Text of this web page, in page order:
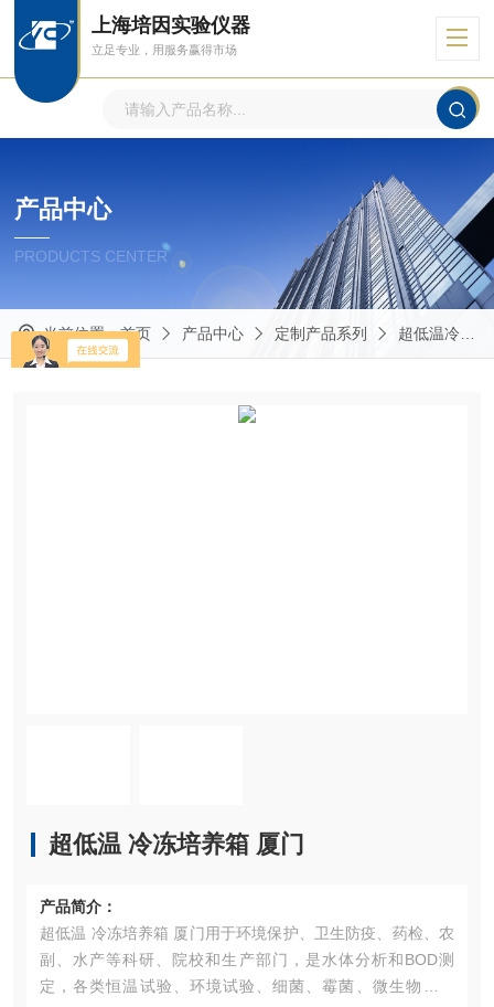
上海培因实验仪器
立足专业，用服务赢得市场
产品中心
PRODUCTS CENTER
当前位置：首页 产品中心 定制产品系列 超低温冷冻培养箱
超低温 冷冻培养箱 厦门
产品简介：
超低温 冷冻培养箱 厦门用于环境保护、卫生防疫、药检、农
副、水产等科研、院校和生产部门，是水体分析和BOD测
定，各类恒温试验、环境试验、细菌、霉菌、微生物的培